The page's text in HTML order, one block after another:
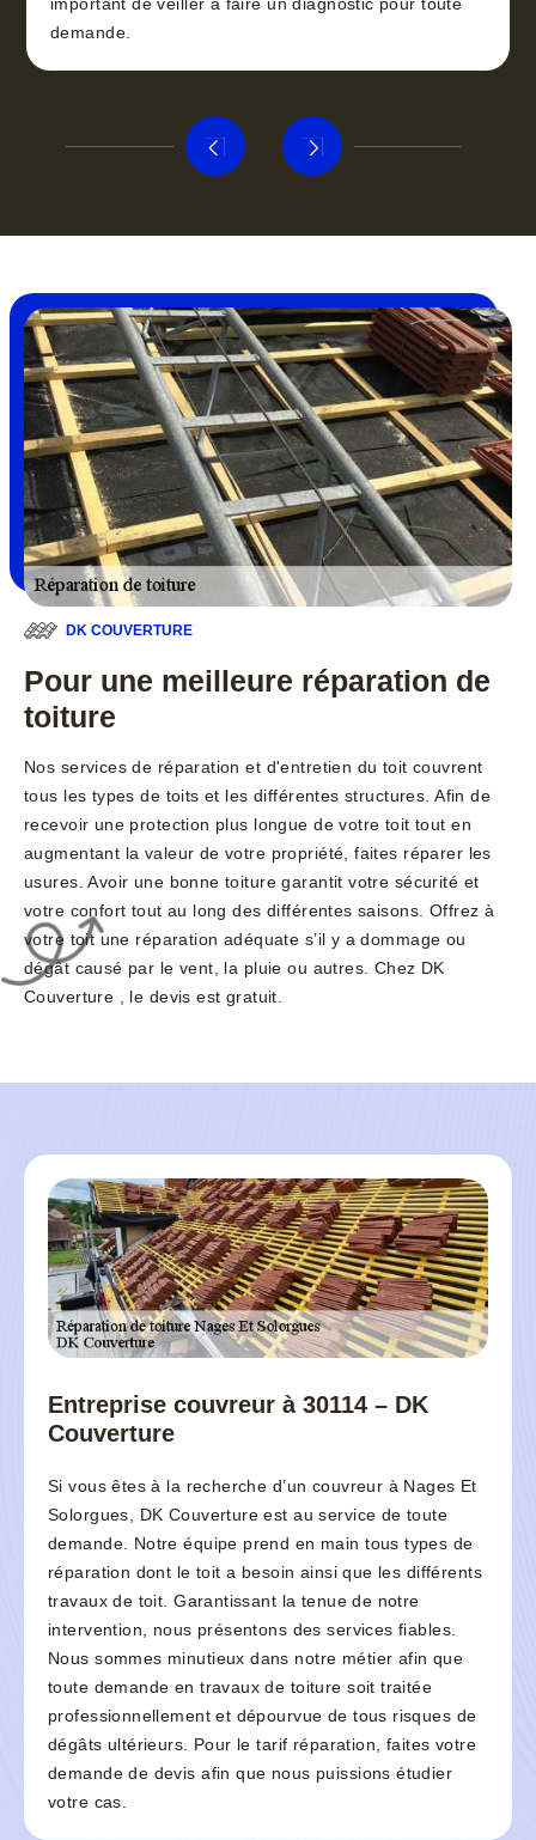
important de veiller à faire un diagnostic pour toute
demande.
DK COUVERTURE
Pour une meilleure réparation de
toiture
Nos services de réparation et d'entretien du toit couvrent
tous les types de toits et les différentes structures. Afin de
recevoir une protection plus longue de votre toit tout en
augmentant la valeur de votre propriété, faites réparer les
usures. Avoir une bonne toiture garantit votre sécurité et
votre confort tout au long des différentes saisons. Offrez à
votre toit une réparation adéquate s’il y a dommage ou
dégât causé par le vent, la pluie ou autres. Chez DK
Couverture , le devis est gratuit.
Entreprise couvreur à 30114 – DK
Couverture
Si vous êtes à la recherche d’un couvreur à Nages Et
Solorgues, DK Couverture est au service de toute
demande. Notre équipe prend en main tous types de
réparation dont le toit a besoin ainsi que les différents
travaux de toit. Garantissant la tenue de notre
intervention, nous présentons des services fiables.
Nous sommes minutieux dans notre métier afin que
toute demande en travaux de toiture soit traitée
professionnellement et dépourvue de tous risques de
dégâts ultérieurs. Pour le tarif réparation, faites votre
demande de devis afin que nous puissions étudier
votre cas.